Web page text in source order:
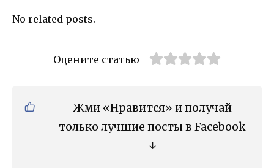
No related posts.
Оцените статью
Жми «Нравится» и получай
только лучшие посты в Facebook
↓